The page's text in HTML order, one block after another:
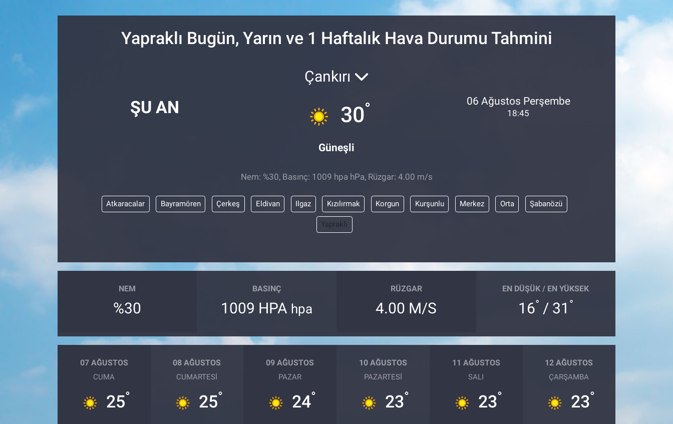
EURO
55,0250 %0.02
Yapraklı Bugün, Yarın ve 1 Haftalık Hava Durumu Tahmini
ŞU AN
Çankırı
30°
Güneşli
06 Ağustos Perşembe
18:45
Nem: %30, Basınç: 1009 hpa hPa, Rüzgar: 4.00 m/s
Atkaracalar Bayramören Çerkeş Eldivan Ilgaz Kızılırmak Korgun Kurşunlu Merkez Orta Şabanözü
Yapraklı
NEM
%30
BASINÇ
1009 HPA hpa
RÜZGAR
4.00 M/S
EN DÜŞÜK / EN YÜKSEK
16° / 31 °
07 AĞUSTOS
CUMA
25°
08 AĞUSTOS
CUMARTESI
25°
09 AĞUSTOS
PAZAR
24°
10 AĞUSTOS
PAZARTESI
23°
11 AĞUSTOS
SALI
23°
12 AĞUSTOS
ÇARŞAMBA
23°
Resmi İlanlar